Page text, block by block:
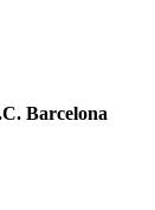
Barcelona